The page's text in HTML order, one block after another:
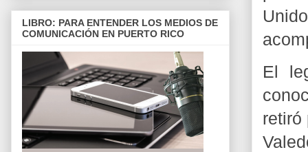
El
retiró
LIBRO: PARA ENTENDER LOS MEDIOS DE
COMUNICACIÓN EN PUERTO RICO